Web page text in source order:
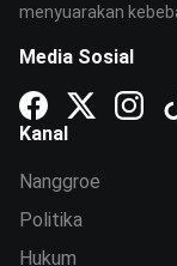
menyuarakan
Media Sosial
Kanal
Nanggroe
Politika
Hukum